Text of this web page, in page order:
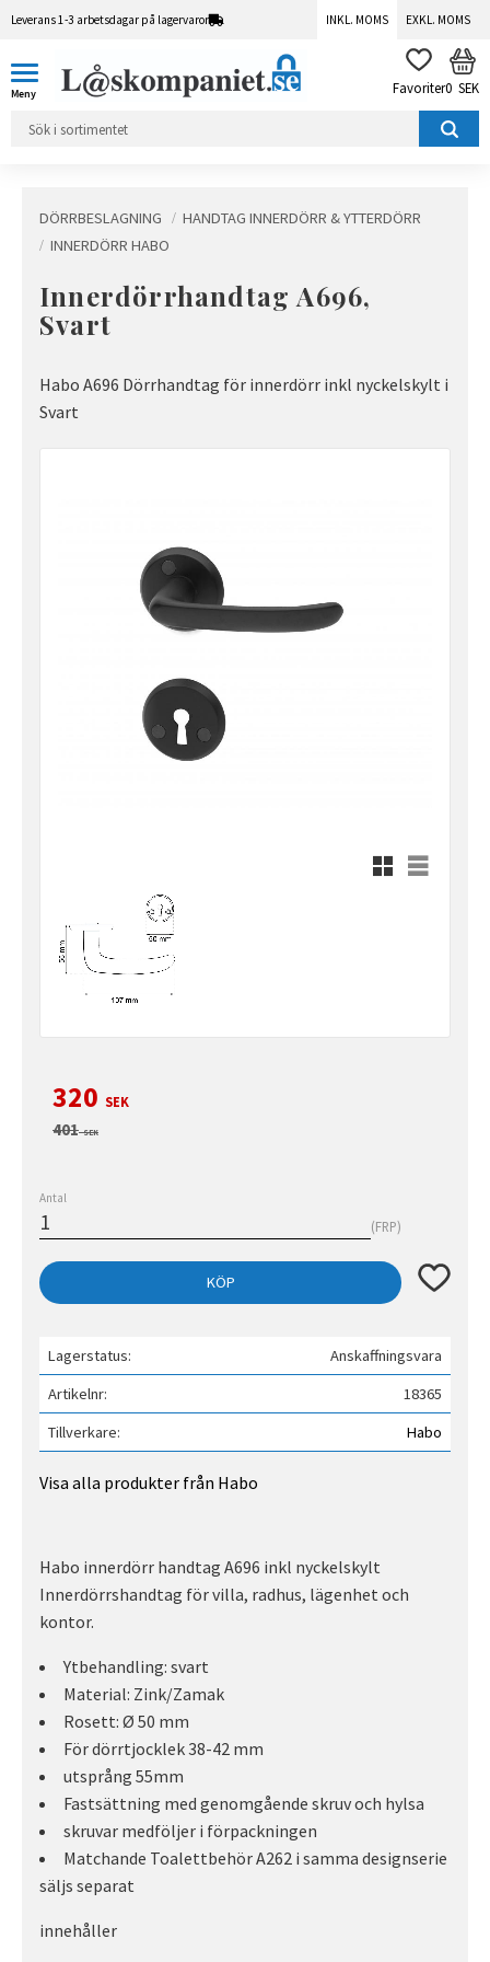
Leverans 1-3 arbetsdagar på lagervaror INKL. MOMS EXKL. MOMS
FAVORITER
0 SEK
DÖRRBESLAGNING
HANDTAG INNERDÖRR & YTTERDÖRR
INNERDÖRR HABO
Innerdörrhandtag A696,
Svart
Habo A696 Dörrhandtag för innerdörr inkl nyckelskylt i
Svart
Rutnätsvy
Listvy
Nedsatt pris:
320 SEK
Ordinarie pris:
401SEK
Antal
FRP
KÖP Lägg till
Lagerstatus
Anskaffningsvara
Artikelnr
18365
Tillverkare
Habo
Visa alla produkter från Habo
Habo innerdörr handtag A696 inkl nyckelskylt
Innerdörrshandtag för villa, radhus, lägenhet och
kontor.
Ytbehandling: svart
Material: Zink/Zamak
Rosett: Ø 50 mm
För dörrtjocklek 38-42 mm
utsprång 55mm
Fastsättning med genomgående skruv och hylsa
skruvar medföljer i förpackningen
Matchande Toalettbehör A262 i samma designserie
säljs separat
innehåller